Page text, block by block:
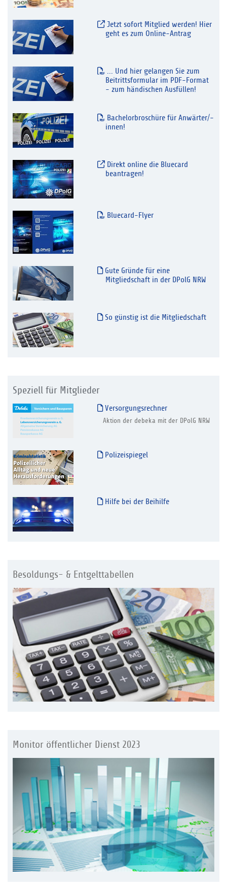
Jetzt sofort Mitglied werden! Hier
geht es zum Online-Antrag
... Und hier gelangen Sie zum
Beitrittsformular im PDF-Format
- zum händischen Ausfüllen!
Bachelorbroschüre für Anwärter/-
innen!
Direkt online die Bluecard
beantragen!
Bluecard-Flyer
Gute Gründe für eine
Mitgliedschaft in der DPolG NRW
So günstig ist die Mitgliedschaft
Speziell für Mitglieder
Versorgungsrechner
Aktion der debeka mit der DPolG NRW
Polizeispiegel
Hilfe bei der Beihilfe
Besoldungs- & Entgelttabellen
Monitor öffentlicher Dienst 2023